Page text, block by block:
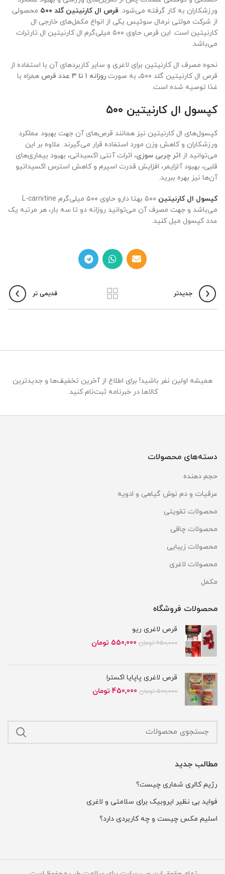
ورزشکاران به کار گرفته می‌شود. قرص ال کارنیتین گلد ۵۰۰
محصولی
از شرکت مولتی نرمال سوئیس یکی از انواع مکمل‌های خارجی ال
کارنیتین است. این قرص حاوی ۵۰۰ میلی‌گرم ال کارنیتین ال تارترات
می‌باشد.
نحوه مصرف ال کارنیتین برای لاغری و سایر کاربردهای آن با استفاده از
قرص ال کارنیتین گلد ۵۰۰، به صورت
روزانه ۱ تا ۳ عدد قرص
همراه با
غذا توصیه شده است.
کپسول ال کارنیتین ۵۰۰
کپسول‌های ال کارنیتین نیز همانند قرص‌های آن جهت بهبود عملکرد
ورزشکاران و کاهش وزن مورد استفاده قرار می‌گیرند. علاوه بر این
می‌توانید از اثر چربی سوزی، اثرات آنتی اکسیدانی، بهبود بیماری‌های
قلبی، بهبود آلزایمر، افزایش قدرت اسپرم و کاهش استرس اکسیداتیو
آن‌ها نیز بهره ببرید.
کپسول ال کارنیتین
۵۰۰ بهتا دارو حاوی ۵۰۰ میلی‌گرم L-carnitine
می‌باشد و جهت مصرف آن می‌توانید روزانه دو تا سه بار، هر مرتبه یک
عدد کپسول میل کنید.
جدیدتر قدیمی تر
همیشه اولین نفر باشید! برای اطلاع از آخرین تخفیف‌ها و جدیدترین
کالاها در خبرنامه ثبت‌نام کنید.
دسته‌های محصولات
حجم دهنده
عرقیات و دم نوش گیاهی و ادویه
محصولات تقویتی
محصولات چاقی
محصولات زیبایی
محصولات لاغری
مکمل
محصولات فروشگاه
قرص لاغری ریو
650,000 تومان قیمت
550,000 تومان
قرص لاغری پاپایا اکسترا
500,000 تومان قیمت
بود.
450,000 تومان
است.
مطالب جدید
رژیم کالری شماری چیست؟
فواید بی نظیر ایروبیک برای سلامتی و لاغری
اسلیم مکس چیست و چه کاربردی دارد؟